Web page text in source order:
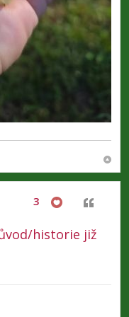
historie již
3 Citovat